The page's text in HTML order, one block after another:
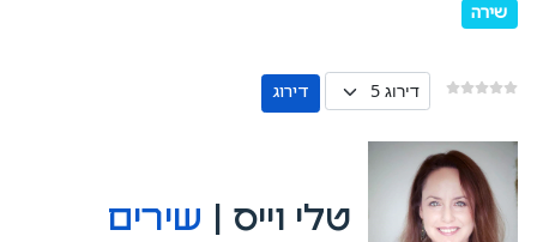
שירה
אנא דרגו
טלי וייס | שירים